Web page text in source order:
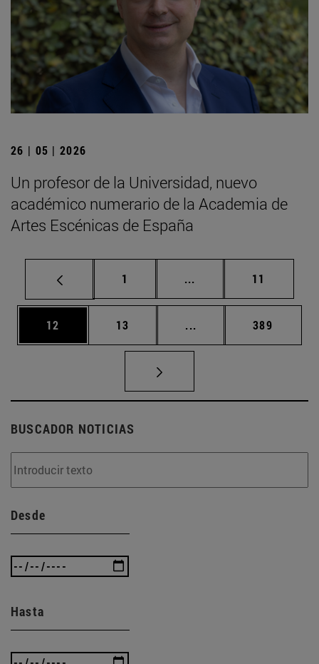
26 | 05 | 2026
Un profesor de la Universidad, nuevo
académico numerario de la Academia de
Artes Escénicas de España
Página
1 ... Páginas intermedias
Página
11
Página
12 Página
13 ... Páginas intermedias
Página
389
BUSCADOR NOTICIAS
Desde
Hasta